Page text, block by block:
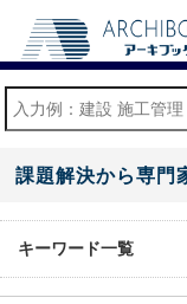
課題解決から専門
キーワード一覧